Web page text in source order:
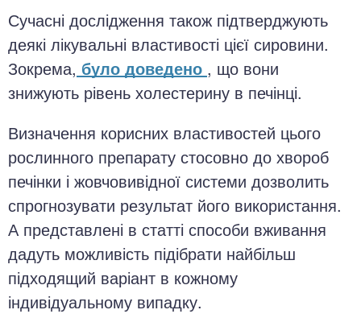
Сучасні дослідження також підтверджують
деякі лікувальні властивості цієї сировини.
Зокрема, було доведено , що вони
знижують рівень холестерину в печінці.
Визначення корисних властивостей цього
рослинного препарату стосовно до хвороб
печінки і жовчовивідної системи дозволить
спрогнозувати результат його використання.
А представлені в статті способи вживання
дадуть можливість підібрати найбільш
підходящий варіант в кожному
індивідуальному випадку.